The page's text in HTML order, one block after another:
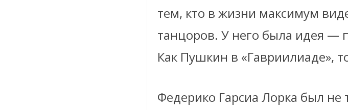
тем, кто в жизни максимум
танцоров. У него была идея —
Как Пушкин в «Гавриилиаде»,
Федерико Гарсиа Лорка был не